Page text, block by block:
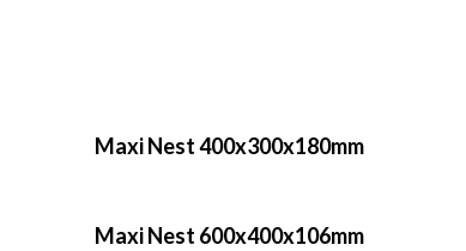
Maxi Nest 400x300x180mm​
Maxi Nest 600x400x106mm​